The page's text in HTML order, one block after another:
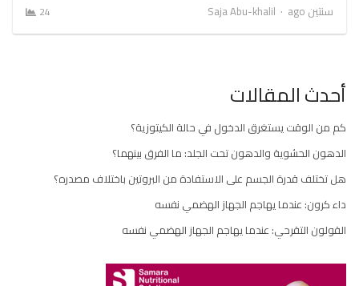
سنتين ago
Author
Saja Abu-khalil
24
أحدث المقالات
كم من الوقت يستغرق الدخول في حالة الكيتوزية؟
الدهون الحشوية والدهون تحت الجلد: ما الفرق بينهما؟
هل تختلف قدرة الجسم على الاستفادة من البروتين باختلاف مصدره؟
داء كرون: عندما يهاجم الجهاز الهضمي نفسه
القولون التقرحي: عندما يهاجم الجهاز الهضمي نفسه